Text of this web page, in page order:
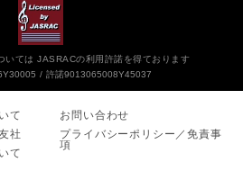
いては JASRACの利用許諾を得ております
許諾9013065008Y45037
て
社
て
お問い合わせ
プライバシーポリシー／免責事
項